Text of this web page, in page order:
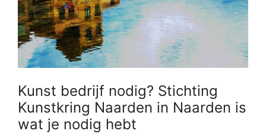
Kunst bedrijf nodig? Stichting
Kunstkring Naarden in Naarden is
wat je nodig hebt